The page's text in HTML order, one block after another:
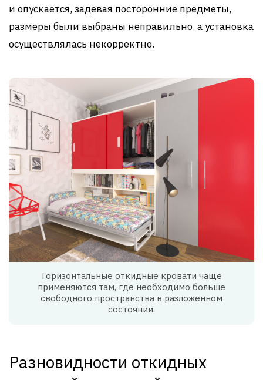
и опускается, задевая посторонние предметы,
размеры были выбраны неправильно, а установка
осуществлялась некорректно.
Горизонтальные откидные кровати чаще
применяются там, где необходимо больше
свободного пространства в разложенном
состоянии.
Разновидности откидных